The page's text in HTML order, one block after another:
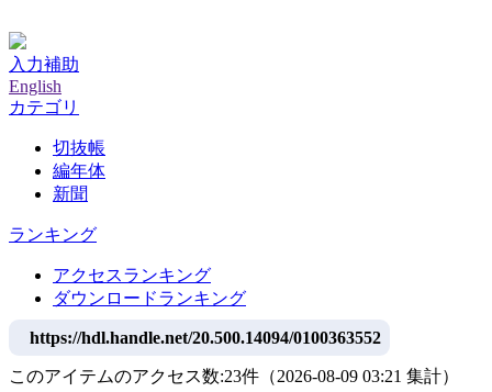
入力補助
English
カテゴリ
切抜帳
編年体
新聞
ランキング
アクセスランキング
ダウンロードランキング
https://hdl.handle.net/20.500.14094/0100363552
このアイテムのアクセス数:23件 （2026-08-09 03:21 集計）